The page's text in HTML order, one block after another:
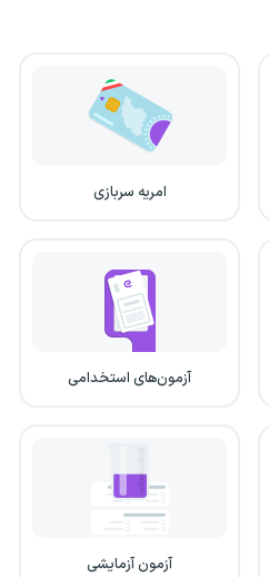
امریه سربازی
آزمون‌های استخدامی
آزمون آزمایشی